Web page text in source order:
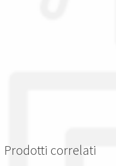
Prodotti correlati